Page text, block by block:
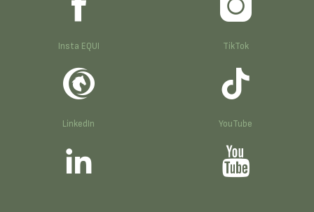
Insta EQUI TikTok
LinkedIn YouTube